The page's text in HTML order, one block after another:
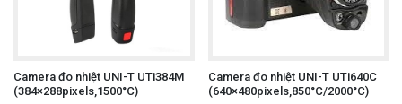
Camera đo nhiệt UNI-T UTi384M
(384×288pixels,1500°C)
Camera đo nhiệt UNI-T UTi640C
(640×480pixels,850°C/2000°C)